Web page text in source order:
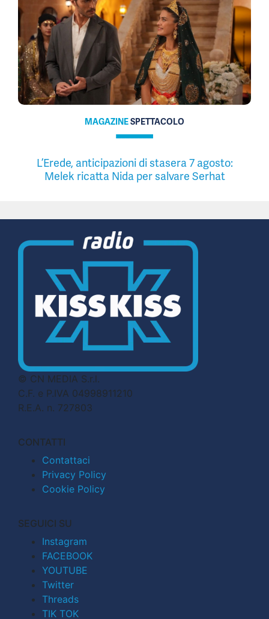
MAGAZINESPETTACOLO
L’Erede, anticipazioni di stasera 7 agosto:
Melek ricatta Nida per salvare Serhat
© CN MEDIA S.r.l.
C.F. e P.IVA 04998911210
R.E.A. n. 727803
CONTATTI
Contattaci
Privacy Policy
Cookie Policy
SEGUICI SU
Instagram
FACEBOOK
YOUTUBE
Twitter
Threads
TIK TOK